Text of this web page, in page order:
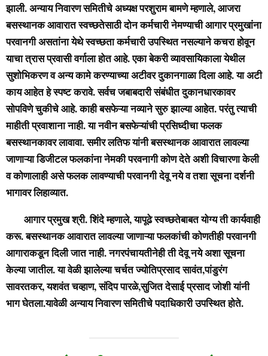
झाली. अन्याय निवारण समितीचे अध्यक्ष परशुराम बामणे म्हणाले, आजरा
बसस्थानक आवारात स्वच्छतेसाठी दोन कर्मचारी नेमण्याची आगार प्रमुखांना
परवानगी असतांना येथे स्वच्छता कर्मचारी उपस्थित नसल्याने कचरा होवून
याचा त्रास प्रवासी वर्गाला होत आहे. एका बेकरी व्यावसायिकाला येथील
सुशोभिकरण व अन्य कामे करण्याच्या अटीवर दु‌कानगाळा दिला आहे. या अटी
काय आहेत हे स्पष्ट करावे. सर्वच जबाबदारी संबंधीत दु‌कानधारकावर
सोपविणे चुकीचे आहे. काही बसफेऱ्या नव्याने सुरु झाल्या आहेत. परंतु त्याची
माहीती प्रवाशाना नाही. या नवीन बसफेऱ्यांची प्रसिध्दीचा फलक
बसस्थानकावर लावावा. समीर लतिफ यांनी बसस्थानक आवारात लावल्या
जाणाऱ्या डिजीटल फलकांना नेमकी परवनागी कोण देते अशी विचारणा केली
व कोणालाही असे फलक लावण्याची परवानगी देवू नये व तशा सूचना दर्शनी
भागावर लिहाव्यात.
आगार प्रमुख श्री. शिंदे म्हणाले, यापूढे स्वच्छतेबाबत योग्य ती कार्यवाही
करू. बसस्थानक आवारात लावल्या जाणाऱ्या फलकांची कोणतीही परवानगी
आगाराकडून दिली जात नाही. नगरपंचायतीनेही ती देवू नये अशा सूचना
केल्या जातील. या वेळी झालेल्या चर्चत ज्योतिप्रसाद सावंत,पांडुरंग
सावरतकर, यशवंत चव्हाण, संदिप पारळे,सुजित देसाई प्रसाद जोशी यांनी
भाग घेतला.यावेळी अन्याय निवारण समितीचे पदाधिकारी उपस्थित होते.